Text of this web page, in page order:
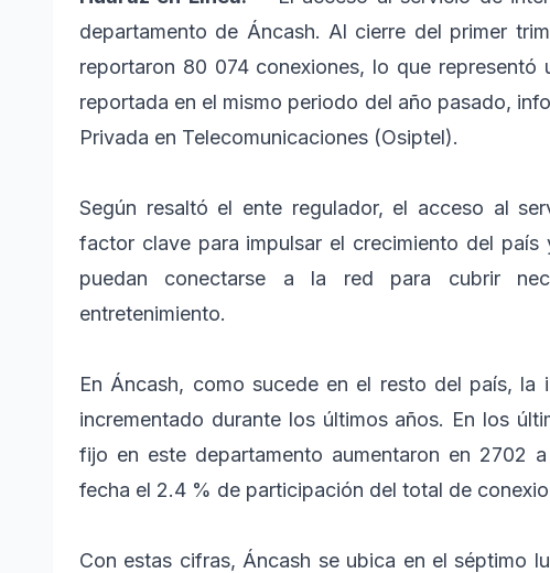
departamento de Áncash. Al cierre del primer
reportaron 80 074 conexiones, lo que
reportada en el mismo periodo del año pasado,
Privada en Telecomunicaciones (Osiptel).
Según resaltó el ente regulador, el acceso al
factor clave para impulsar el crecimiento del
puedan conectarse a la red para cubrir
entretenimiento.
En Áncash, como sucede en el resto del país,
incrementado durante los últimos años. En los
fijo en este departamento aumentaron en 2702
fecha el 2.4 % de participación del total de
Con estas cifras, Áncash se ubica en el séptimo